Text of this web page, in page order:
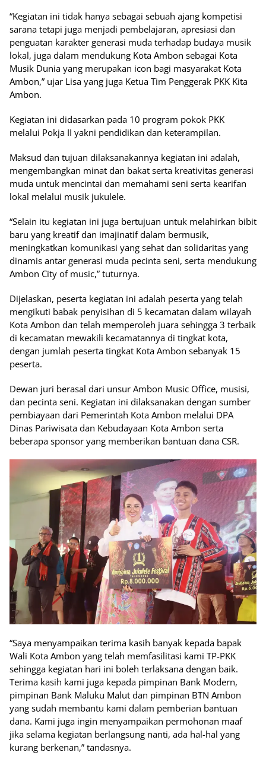
“Kegiatan ini tidak hanya sebagai sebuah ajang kompetisi
sarana tetapi juga menjadi pembelajaran, apresiasi dan
penguatan karakter generasi muda terhadap budaya musik
lokal, juga dalam mendukung Kota Ambon sebagai Kota
Musik Dunia yang merupakan icon bagi masyarakat Kota
Ambon,” ujar Lisa yang juga Ketua Tim Penggerak PKK Kita
Ambon.
Kegiatan ini didasarkan pada 10 program pokok PKK
melalui Pokja II yakni pendidikan dan keterampilan.
Maksud dan tujuan dilaksanakannya kegiatan ini adalah,
mengembangkan minat dan bakat serta kreativitas generasi
muda untuk mencintai dan memahami seni serta kearifan
lokal melalui musik jukulele.
“Selain itu kegiatan ini juga bertujuan untuk melahirkan bibit
baru yang kreatif dan imajinatif dalam bermusik,
meningkatkan komunikasi yang sehat dan solidaritas yang
dinamis antar generasi muda pecinta seni, serta mendukung
Ambon City of music,” tuturnya.
Dijelaskan, peserta kegiatan ini adalah peserta yang telah
mengikuti babak penyisihan di 5 kecamatan dalam wilayah
Kota Ambon dan telah memperoleh juara sehingga 3 terbaik
di kecamatan mewakili kecamatannya di tingkat kota,
dengan jumlah peserta tingkat Kota Ambon sebanyak 15
peserta.
Dewan juri berasal dari unsur Ambon Music Office, musisi,
dan pecinta seni. Kegiatan ini dilaksanakan dengan sumber
pembiayaan dari Pemerintah Kota Ambon melalui DPA
Dinas Pariwisata dan Kebudayaan Kota Ambon serta
beberapa sponsor yang memberikan bantuan dana CSR.
“Saya menyampaikan terima kasih banyak kepada bapak
Wali Kota Ambon yang telah memfasilitasi kami TP-PKK
sehingga kegiatan hari ini boleh terlaksana dengan baik.
Terima kasih kami juga kepada pimpinan Bank Modern,
pimpinan Bank Maluku Malut dan pimpinan BTN Ambon
yang sudah membantu kami dalam pemberian bantuan
dana. Kami juga ingin menyampaikan permohonan maaf
jika selama kegiatan berlangsung nanti, ada hal-hal yang
kurang berkenan,” tandasnya.